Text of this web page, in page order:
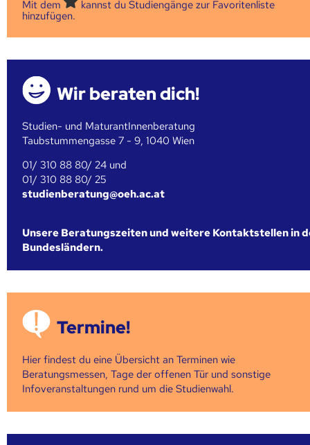
Mit dem
kannst du Studiengänge zur Favoritenliste
hinzufügen.
Wir beraten dich!
Studien- und MaturantInnenberatung
Taubstummengasse 7 - 9, 1040 Wien
01/ 310 88 80/ 24 und
01/ 310 88 80/ 25
studienberatung@oeh.ac.at
Unsere Beratungszeiten und weitere Kontaktstellen in
Bundesländern.
Termine!
Hier findest du eine Übersicht an Terminen wie
Beratungsmessen, Tage der offenen Tür und sonstige
Infoveranstaltungen rund um die Studienwahl.